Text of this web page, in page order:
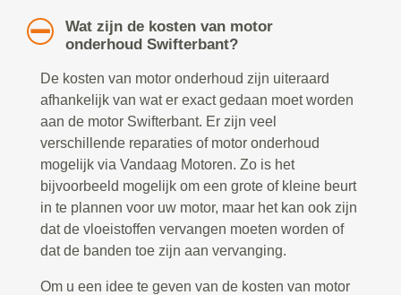
Wat zijn de kosten van motor
onderhoud Swifterbant?
De kosten van motor onderhoud zijn uiteraard
afhankelijk van wat er exact gedaan moet worden
aan de motor Swifterbant. Er zijn veel
verschillende reparaties of motor onderhoud
mogelijk via Vandaag Motoren. Zo is het
bijvoorbeeld mogelijk om een grote of kleine beurt
in te plannen voor uw motor, maar het kan ook zijn
dat de vloeistoffen vervangen moeten worden of
dat de banden toe zijn aan vervanging.
Om u een idee te geven van de kosten van motor